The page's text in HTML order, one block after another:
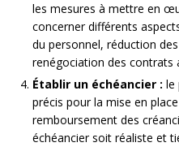
les mesures à mettre en
concerner différents
du personnel, réduction
renégociation des contrats
Établir un échéancier : le
précis pour la mise en
remboursement des
échéancier soit réaliste et